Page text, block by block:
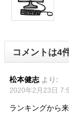
コメントは4
松本健志 より:
2020年2月23日
ランキングから来